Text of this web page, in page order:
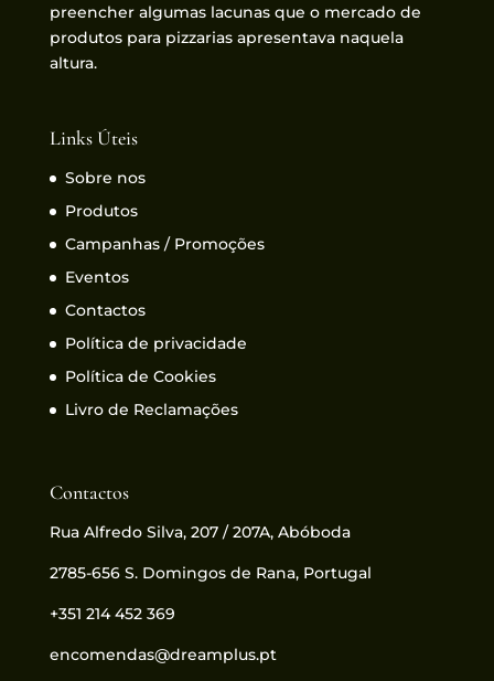
preencher algumas lacunas que o mercado de
produtos para pizzarias apresentava naquela
altura.
Links Úteis
Sobre nos
Produtos
Campanhas / Promoções
Eventos
Contactos
Política de privacidade
Política de Cookies
Livro de Reclamações
Contactos
Rua Alfredo Silva, 207 / 207A, Abóboda
2785-656 S. Domingos de Rana, Portugal
+351 214 452 369
encomendas@dreamplus.pt